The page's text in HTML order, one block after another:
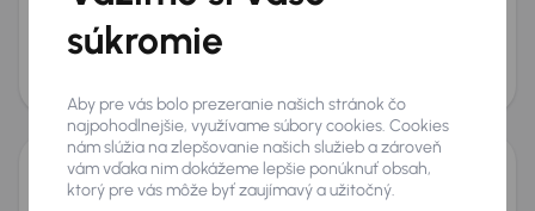
2.2 CRDi
+11 ďalších
Mesačná splátka
Kia Sorento
súkromie
Aby pre vás bolo prezeranie našich stránok čo
najpohodlnejšie, využívame súbory cookies. Cookies
nám slúžia na zlepšovanie našich služieb a zároveň
vám vďaka nim dokážeme lepšie ponúknuť obsah,
ktorý pre vás môže byť zaujímavý a užitočný.